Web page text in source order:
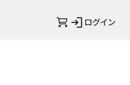
ログイン